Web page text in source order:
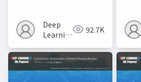
Deep
Learning
92.7K